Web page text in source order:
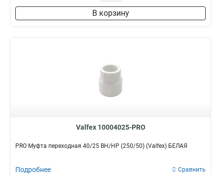
В корзину
Valfex 10004025-PRO
PRO Муфта переходная 40/25 ВН/НР (250/50) (Valfex) БЕЛАЯ
Подробнее Сравнить